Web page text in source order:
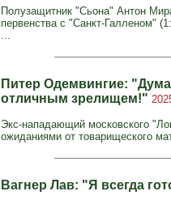
Полузащитник "Сьона" Антон
первенства с "Санкт-Галленом"
...
Питер Одемвингие:
отличным зрелищем!"
Экс-нападающий московского
ожиданиями от товарищеского
Вагнер Лав: "Я всегда